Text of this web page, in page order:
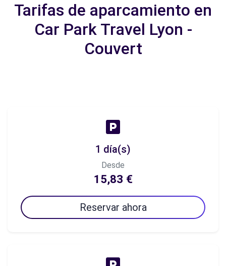
Tarifas de aparcamiento en
Car Park Travel Lyon -
Couvert
1 día(s)
Desde
15,83 €
Reservar ahora